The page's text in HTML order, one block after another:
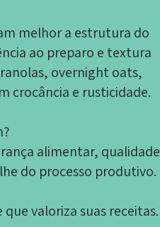
melhor a estrutura do
ao preparo e textura
overnight oats,
crocância e rusticidade.
alimentar, qualidade
do processo produtivo.
valoriza suas receitas.